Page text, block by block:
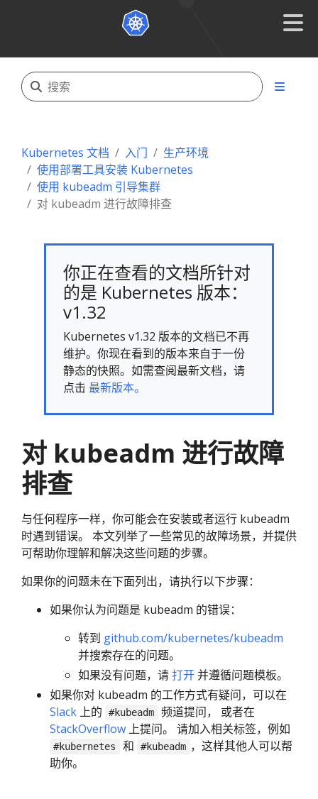
Kubernetes 文档 入门
生产环境
使用部署工具安装 Kubernetes
使用 kubeadm 引导集群
对 kubeadm 进行故障排查
你正在查看的文档所针对
的是 Kubernetes 版本：
v1.32
Kubernetes v1.32 版本的文档已不再
维护。你现在看到的版本来自于一份
静态的快照。如需查阅最新文档，请
点击 最新版本。
对 kubeadm 进行故障
排查
与任何程序一样，你可能会在安装或者运行 kubeadm
时遇到错误。 本文列举了一些常见的故障场景，并提供
可帮助你理解和解决这些问题的步骤。
如果你的问题未在下面列出，请执行以下步骤：
如果你认为问题是 kubeadm 的错误：
转到 github.com/kubernetes/kubeadm
并搜索存在的问题。
如果没有问题，请打开并遵循问题模板。
如果你对 kubeadm 的工作方式有疑问，可以在
Slack 上的 #kubeadm
频道提问， 或者在
StackOverflow 上提问。 请加入相关标签，例如
#kubernetes 和 #kubeadm ，这样其他人可以帮
助你。